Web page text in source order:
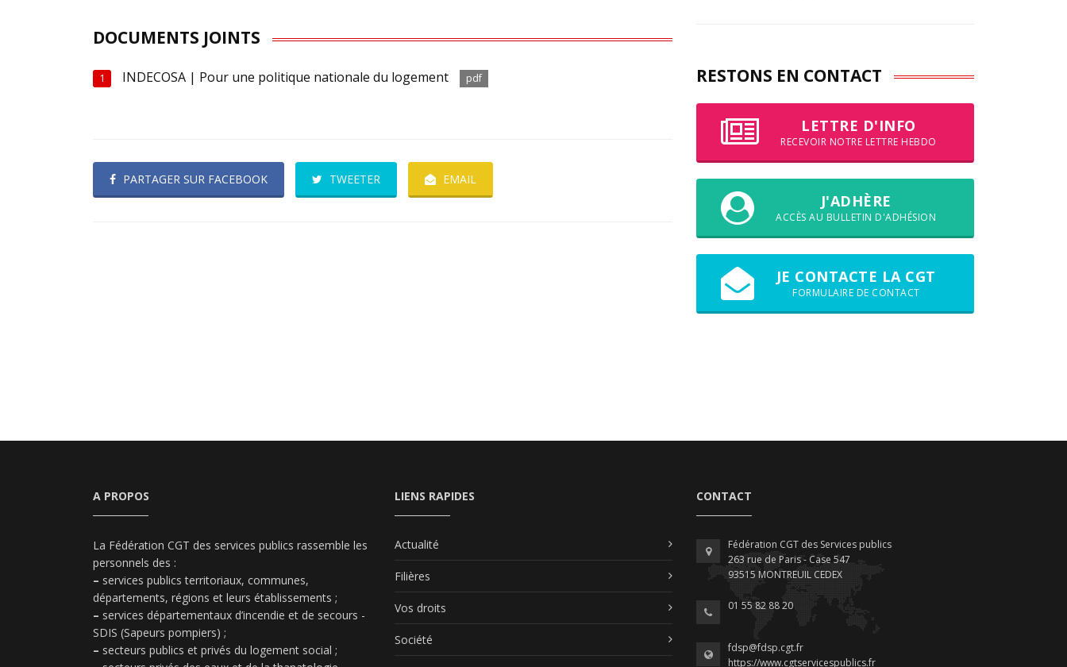
DOCUMENTS JOINTS
1 INDECOSA | Pour une politique nationale du logement pdf
PARTAGER SUR FACEBOOK TWEETER EMAIL
RESTONS EN CONTACT
LETTRE D'INFO
RECEVOIR NOTRE LETTRE HEBDO
J'ADHÈRE
ACCÈS AU BULLETIN D'ADHÉSION
JE CONTACTE LA CGT
FORMULAIRE DE CONTACT
A PROPOS
La Fédération CGT des services publics rassemble les
personnels des :
– services publics territoriaux, communes,
départements, régions et leurs établissements ;
– services départementaux d’incendie et de secours -
SDIS (Sapeurs pompiers) ;
– secteurs publics et privés du logement social ;
LIENS RAPIDES
Actualité
Filières
Vos droits
Société
CONTACT
Fédération CGT des Services publics
263 rue de Paris - Case 547
93515 MONTREUIL CEDEX
01 55 82 88 20
fdsp@fdsp.cgt.fr
https://www.cgtservicespublics.fr